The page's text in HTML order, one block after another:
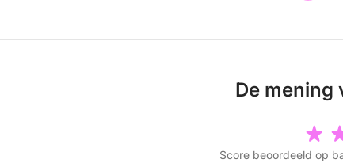
De mening
Score beoordeeld op